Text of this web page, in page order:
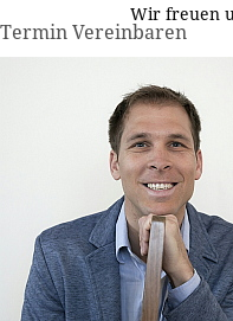
Wir freuen
Termin Vereinbaren